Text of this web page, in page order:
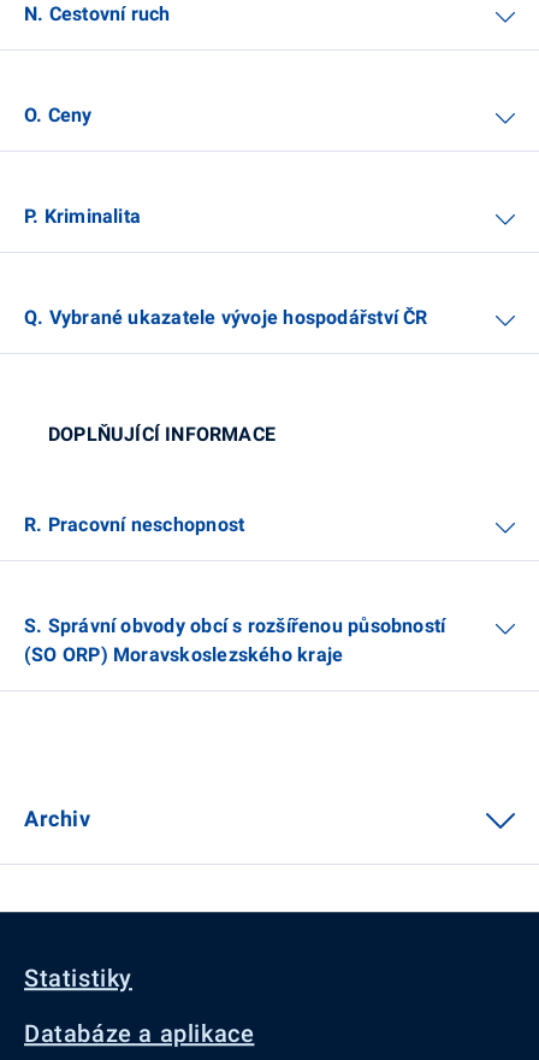
N. Cestovní ruch
O. Ceny
P. Kriminalita
Q. Vybrané ukazatele vývoje hospodářství ČR
DOPLŇUJÍCÍ INFORMACE
R. Pracovní neschopnost
S. Správní obvody obcí s rozšířenou působností
(SO ORP) Moravskoslezského kraje
Archiv
Statistiky
Databáze a aplikace